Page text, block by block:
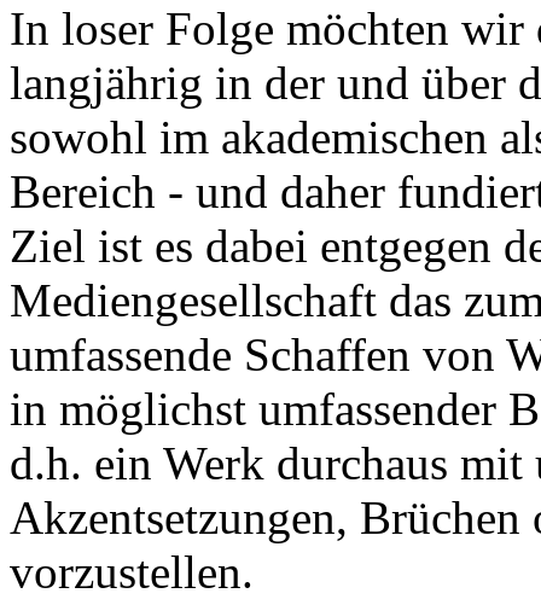
In loser Folge möchten wir
langjährig in der und über
sowohl im akademischen
Bereich - und daher
Ziel ist es dabei entgegen
Mediengesellschaft das
umfassende Schaffen von
in möglichst umfassender
d.h. ein Werk durchaus mit
Akzentsetzungen, Brüchen
vorzustellen.